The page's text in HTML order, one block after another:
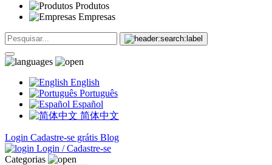
Produtos
Empresas
English
Português
Español
简体中文
Login Cadastre-se grátis Blog
Login / Cadastre-se
Categorias